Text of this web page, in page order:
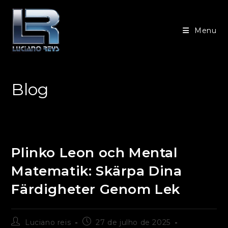
para
conteúdo
Menu
Blog
Plinko Leon och Mental
Matematik: Skärpa Dina
Färdigheter Genom Lek
AutorLuciano reis
Post27 de julho de 2025